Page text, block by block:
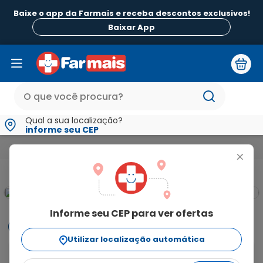
Baixe o app da Farmais e receba descontos exclusivos!
Baixar App
Qual a sua localização?
informe seu CEP
+
Informe seu CEP para ver ofertas
Utilizar localização automática
Sabonete Óleo
Informações
Pele macia, perfumada e intensamente hidratada em